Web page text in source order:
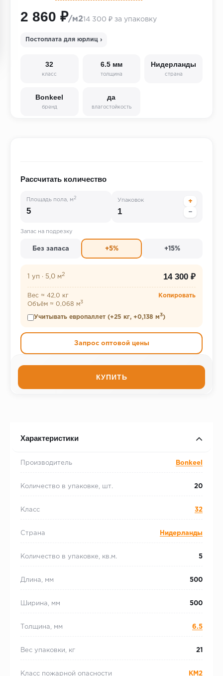
2 860 ₽/м214 300 ₽ за упаковку
Постоплата для юрлиц ›
32
класс
6.5 мм
толщина
Нидерланды
страна
Bonkeel
бренд
да
влагостойкость
Рассчитать количество
Площадь пола, м 2
Упаковок
+
−
Запас на подрезку
Без запаса +5% +15%
1 уп · 5,0 м 2 14 300 ₽
Вес ≈ 42,0 кг
Объём ≈ 0,068 м3
Копировать
Учитывать европаллет (+25 кг, +0,138 м3)
Запрос оптовой цены
КУПИТЬ
Характеристики
Производитель Bonkeel
Количество в упаковке, шт. 20
Класс 32
Страна Нидерланды
Количество в упаковке, кв.м. 5
Длина, мм 500
Ширина, мм 500
Толщина, мм 6.5
Вес упаковки, кг 21
Класс пожарной опасности КМ2